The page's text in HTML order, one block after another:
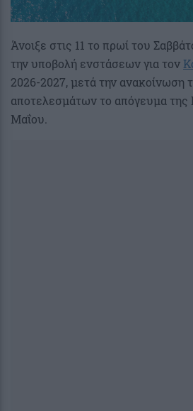
Άνοιξε στις 11 το πρωί του
την υποβολή ενστάσεων για τον
2026-2027, μετά την
αποτελεσμάτων το απόγευμα της
Μαΐου.